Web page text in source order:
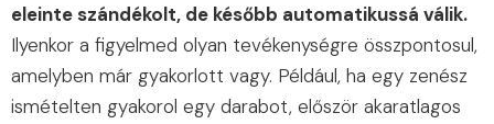
eleinte szándékolt, de később automatikussá válik.
Ilyenkor a figyelmed olyan tevékenységre összpontosul,
amelyben már gyakorlott vagy. Például, ha egy zenész
ismételten gyakorol egy darabot, először akaratlagos